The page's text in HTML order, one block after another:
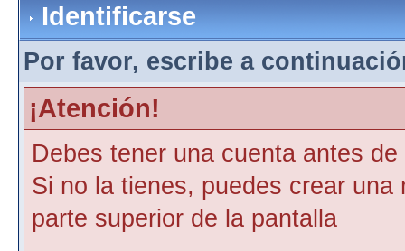
Identificarse
Por favor, escribe a
¡Atención!
Debes tener una cuenta antes
Si no la tienes, puedes crear
parte superior de la pantalla